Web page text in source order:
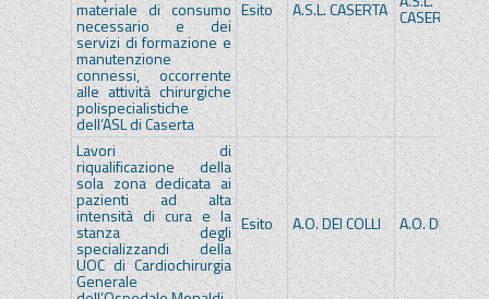
materiale di consumo
necessario e dei
servizi di formazione e
manutenzione
connessi, occorrente
alle attività chirurgiche
polispecialistiche
dell’ASL di Caserta
Esito A.S.L. CASERTA CASERTA
Lavori di
riqualificazione della
sola zona dedicata ai
pazienti ad alta
intensità di cura e la
stanza degli
specializzandi della
UOC di Cardiochirurgia
Generale
Esito A.O. DEI COLLI A.O. DEI COLLI